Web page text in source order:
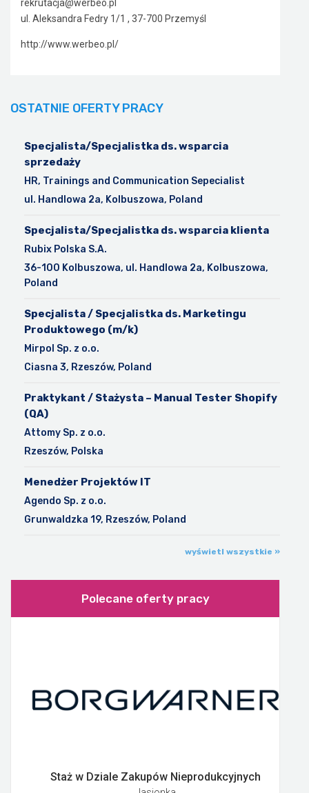
rekrutacja@werbeo.pl
ul. Aleksandra Fedry 1/1 , 37-700 Przemyśl
http://www.werbeo.pl/
OSTATNIE OFERTY PRACY
Specjalista/Specjalistka ds. wsparcia
sprzedaży
HR, Trainings and Communication Sepecialist
ul. Handlowa 2a, Kolbuszowa, Poland
Specjalista/Specjalistka ds. wsparcia klienta
Rubix Polska S.A.
36-100 Kolbuszowa, ul. Handlowa 2a, Kolbuszowa,
Poland
Specjalista / Specjalistka ds. Marketingu
Produktowego (m/k)
Mirpol Sp. z o.o.
Ciasna 3, Rzeszów, Poland
Praktykant / Stażysta – Manual Tester Shopify
(QA)
Attomy Sp. z o.o.
Rzeszów, Polska
Menedżer Projektów IT
Agendo Sp. z o.o.
Grunwaldzka 19, Rzeszów, Poland
wyświetl wszystkie »
Polecane oferty pracy
Staż w Dziale Zakupów Nieprodukcyjnych